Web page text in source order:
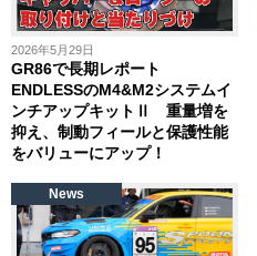
2026年5月29日
GR86で長期レポート
ENDLESSのM4&M2システムイ
ンチアップキットⅡ 重量増を
抑え、制動フィールと保護性能
をバリューにアップ！
News